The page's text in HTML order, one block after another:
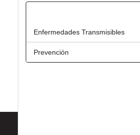
Enfermedades Transmisibles
Prevención